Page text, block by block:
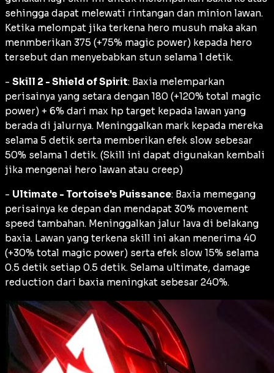
sehingga dapat melewati rintangan dan minion lawan.
Ketika melompat jika terkena hero musuh maka akan
menmberikan 375 (+75% magic power) kepada hero
tersebut dan menyebabkan stun selama 1 detik.
- Skill 2 - Shield of Spirit: Baxia melemparkan
perisainya yang setara dengan 180 (+120% total magic
power) + 6% dari max hp target kepada lawan yang
berada di jalurnya. Meninggalkan mark kepada mereka
selama 5 detik serta memberikan efek slow sebesar
50% selama 1 detik. (Skill ini dapat digunakan kembali
jika mengenai hero lawan atau creep)
- Ultimate - Tortoise's Puissance: Baxia memegang
perisainya ke depan dan mendapat 30% movement
speed tambahan. Meninggalkan jalur lava di belakang
baxia. Lawan yang terkena skill ini akan menerima 40
(+30% total magic power) serta efek slow 15% selama
0.5 detik setiap 0.5 detik. Selama ultimate, damage
reduction dari baxia meningkat sebesar 240%.